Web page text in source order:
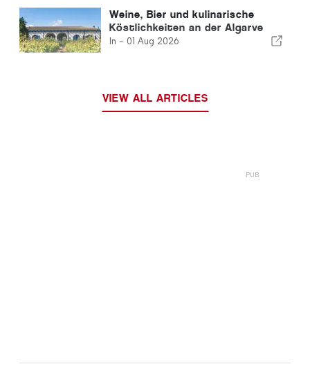
Weine, Bier und kulinarische
Köstlichkeiten an der Algarve
In - 01 Aug 2026
VIEW ALL ARTICLES